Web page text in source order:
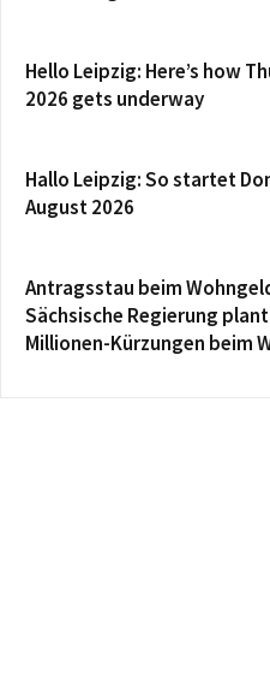
Hello Leipzig: Here’s how
2026 gets underway
Hallo Leipzig: So startet
August 2026
Antragsstau beim
Sächsische Regierung
Millionen-Kürzungen beim